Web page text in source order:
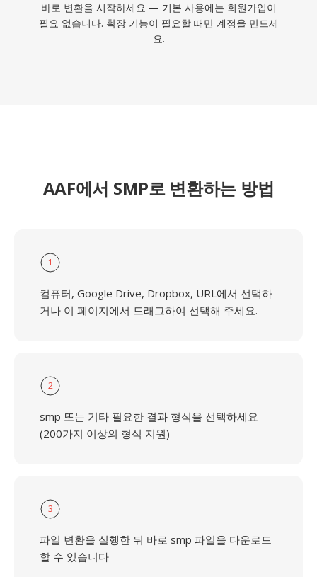
바로 변환을 시작하세요 — 기본 사용에는 회원가입이
필요 없습니다. 확장 기능이 필요할 때만 계정을 만드세
요.
AAF에서 SMP로 변환하는 방법
1
컴퓨터, Google Drive, Dropbox, URL에서 선택하
거나 이 페이지에서 드래그하여 선택해 주세요.
2
smp 또는 기타 필요한 결과 형식을 선택하세요
(200가지 이상의 형식 지원)
3
파일 변환을 실행한 뒤 바로 smp 파일을 다운로드
할 수 있습니다